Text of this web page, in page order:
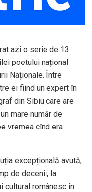
azi o serie de 13
poetului național
Naționale. Între
ei fiind un expert în
din Sibiu care are
mare număr de
vremea cînd era
excepțională avută,
de decenii, la
cultural românesc în